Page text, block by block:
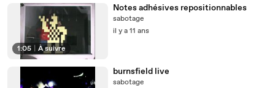
1:05 À suivre
Notes adhésives repositionnables
sabotage
il y a 11 ans
burnsfield live
sabotage